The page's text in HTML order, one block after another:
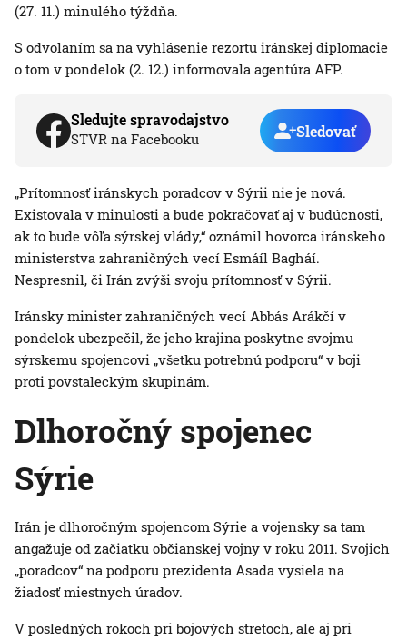
(27. 11.) minulého týždňa.
S odvolaním sa na vyhlásenie rezortu iránskej diplomacie
o tom v pondelok (2. 12.) informovala agentúra AFP.
Sledujte spravodajstvo
STVR na Facebooku Sledovať
„Prítomnosť iránskych poradcov v Sýrii nie je nová.
Existovala v minulosti a bude pokračovať aj v budúcnosti,
ak to bude vôľa sýrskej vlády,“ oznámil hovorca iránskeho
ministerstva zahraničných vecí Esmáíl Bagháí.
Nespresnil, či Irán zvýši svoju prítomnosť v Sýrii.
Iránsky minister zahraničných vecí Abbás Arákčí v
pondelok ubezpečil, že jeho krajina poskytne svojmu
sýrskemu spojencovi „všetku potrebnú podporu“ v boji
proti povstaleckým skupinám.
Dlhoročný spojenec
Sýrie
Irán je dlhoročným spojencom Sýrie a vojensky sa tam
angažuje od začiatku občianskej vojny v roku 2011. Svojich
„poradcov“ na podporu prezidenta Asada vysiela na
žiadosť miestnych úradov.
V posledných rokoch pri bojových stretoch, ale aj pri